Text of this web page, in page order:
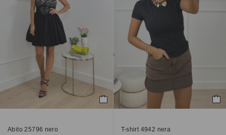
Abito 25796 nero T-shirt 4942 nera